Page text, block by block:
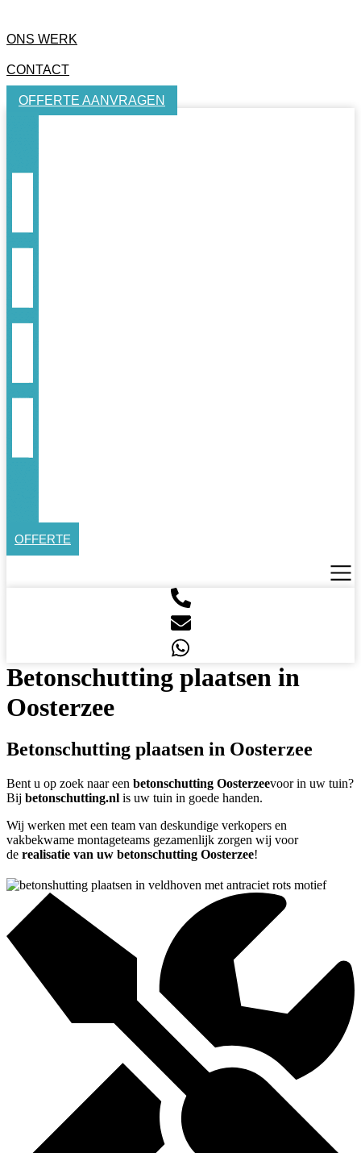
ONS WERK
CONTACT
OFFERTE AANVRAGEN
OFFERTE
Betonschutting plaatsen in
Oosterzee
Betonschutting plaatsen in Oosterzee
Bent u op zoek naar een betonschutting Oosterzeevoor in uw tuin?
Bij betonschutting.nl is uw tuin in goede handen.
Wij werken met een team van deskundige verkopers en
vakbekwame montageteams gezamenlijk zorgen wij voor
de realisatie van uw betonschutting Oosterzee!